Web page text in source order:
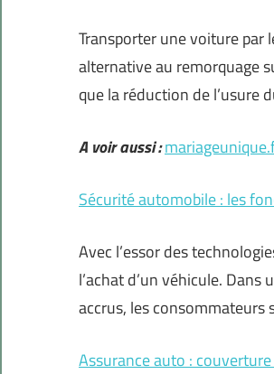
Transporter une voiture par
alternative au remorquage
que la réduction de l’usure
A voir aussi :
Sécurité automobile : les
Avec l’essor des
l’achat d’un véhicule.
accrus, les consommateurs
Assurance auto :